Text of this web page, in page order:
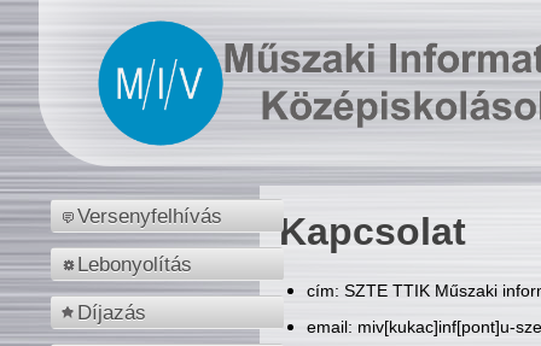
Versenyfelhívás
Lebonyolítás
Díjazás
Kapcsolat
cím: SZTE TTIK Műszaki
email: miv[kukac]inf[pont]u-